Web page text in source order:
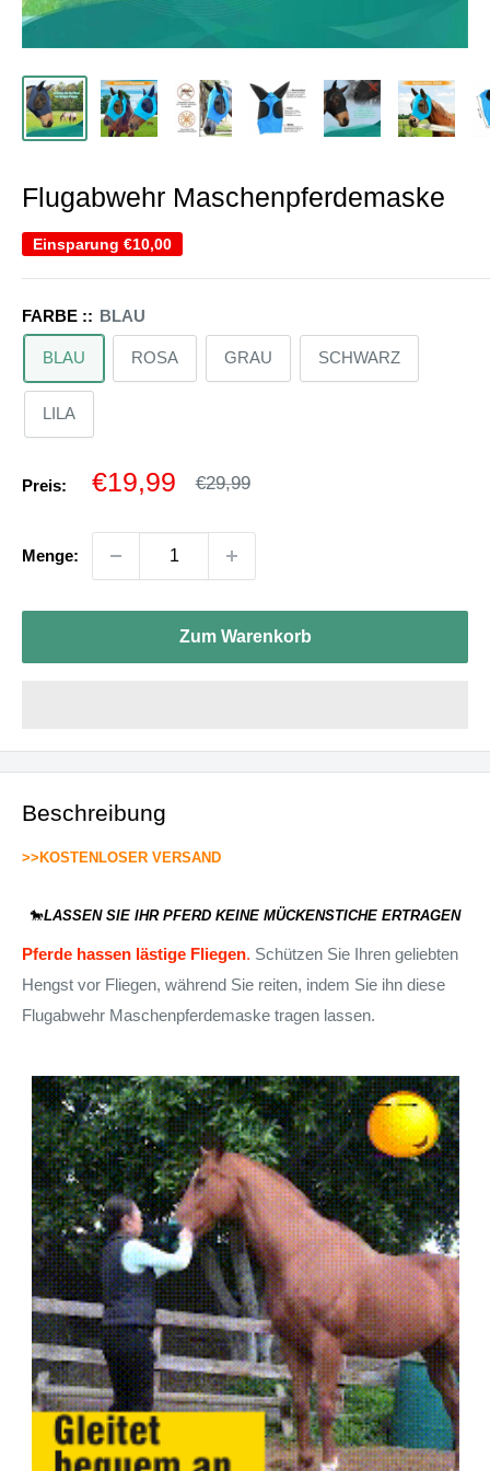
Flugabwehr Maschenpferdemaske
Einsparung €10,00
FARBE :: BLAU
BLAU ROSA GRAU SCHWARZ
LILA
Preis: Sonderpreis
€19,99 Normalpreis
€29,99
Menge:
Zum Warenkorb
Beschreibung
>>KOSTENLOSER VERSAND
🐎LASSEN SIE IHR PFERD KEINE MÜCKENSTICHE ERTRAGEN
Pferde hassen lästige Fliegen. Schützen Sie Ihren geliebten
Hengst vor Fliegen, während Sie reiten, indem Sie ihn diese
Flugabwehr Maschenpferdemaske tragen lassen.